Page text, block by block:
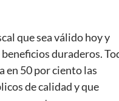
que sea válido hoy y
duraderos.
en 50 por ciento las
de calidad y que